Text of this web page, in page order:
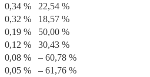
0,34 %
22,54 %
0,32 %
18,57 %
0,19 %
50,00 %
0,12 %
30,43 %
0,08 %
– 60,78 %
0,05 %
– 61,76 %